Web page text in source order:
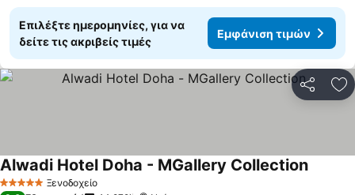
Επιλέξτε ημερομηνίες, για να
δείτε τις ακριβείς τιμές
Εμφάνιση τιμών
5 Αστέρια Ξενοδοχείο
Alwadi Hotel Doha - MGallery Collection